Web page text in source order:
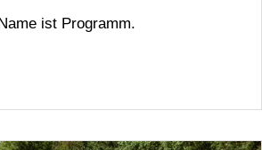
ist Programm.